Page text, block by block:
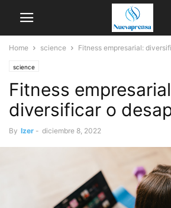
Home science Fitness empresarial:
science
Fitness
diversificar o
By Izer - diciembre 8, 2022